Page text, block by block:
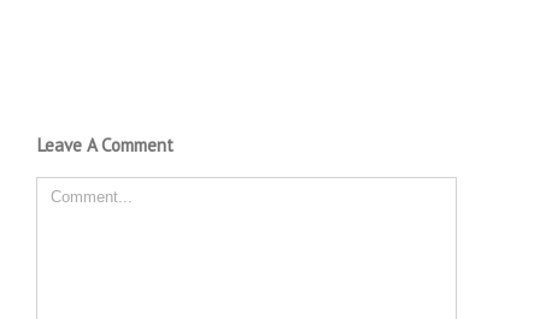
Leave A Comment
Comment